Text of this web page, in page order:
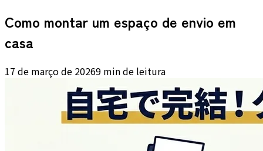
Como montar um espaço de envio em
casa
17 de março de 20269 min de leitura